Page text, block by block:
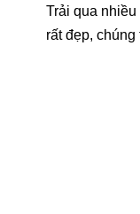
Trải qua
rất đẹp,